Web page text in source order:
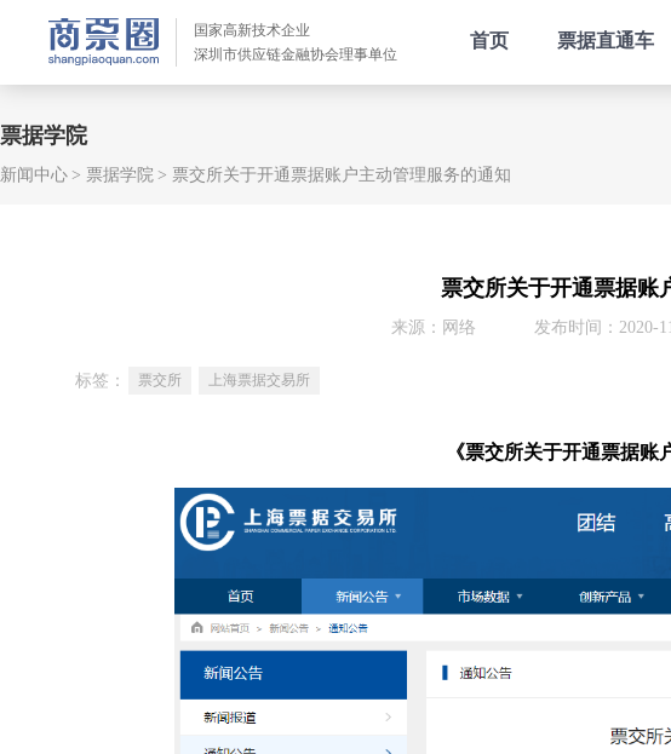
国家高新技术企业
深圳市供应链金融协会理事单位
首页 票据直通车
票据学院
新闻中心 票据学院 票交所关于开通票据账户主动管理服务的通知
票交所关于开通票据账
来源：网络 发布时间：2020-
标签： 票交所 上海票据交易所
《票交所关于开通票据账